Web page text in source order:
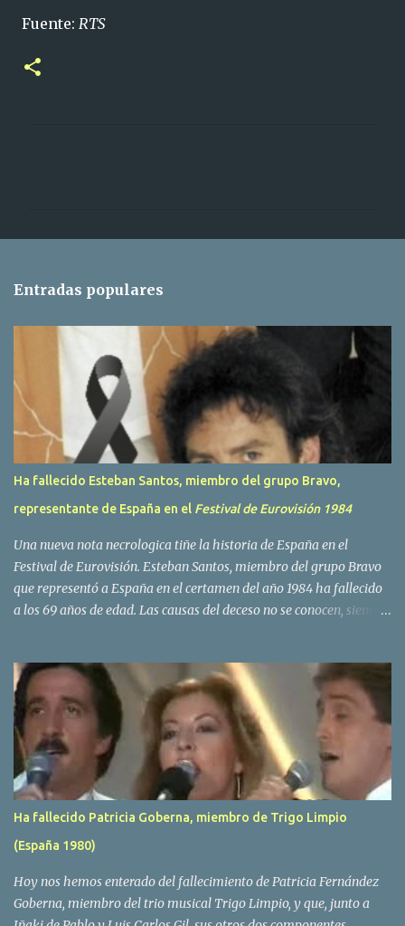
Fuente: RTS
r
s
Entradas populares
Ha fallecido Esteban Santos, miembro del grupo Bravo,
representante de España en el Festival de Eurovisión 1984
Una nueva nota necrologica tiñe la historia de España en el
Festival de Eurovisión. Esteban Santos, miembro del grupo Bravo
que representó a España en el certamen del año 1984 ha fallecido
a los 69 años de edad. Las causas del deceso no se conocen, siendo
traves de las redes sociales. Nacido en Tolosa en 1951, durante su
epoca universitaria en la carrera de empresariales conoció al
estudiante de medicina Luis Villar, comenzando a actuar
juntos,Santos a la guitarra y Villar al piano, sin atreverse a dar el
salto al mercado profesional. Sin embargo esto cambió gracias a la
propia Amaia Saizar, que tras su abandono de Trigo Limpio,
recibió por parte de la discografica Hispavox el encargo de crear
un nuevo grupo, reclutando al duo de amigos y a la ex modelo
Yolanda Hoyos. Con los cuatro surgió en el año 1982 el grupo
Ha fallecido Patricia Goberna, miembro de Trigo Limpio
(España 1980)
Hoy nos hemos enterado del fallecimiento de Patricia Fernández
Goberna, miembro del trio musical Trigo Limpio, y que, junto a